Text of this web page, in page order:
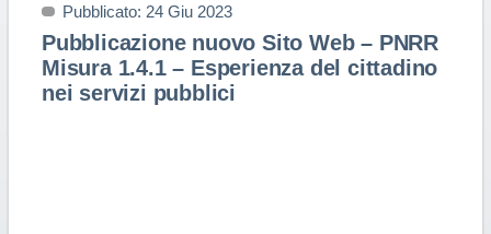
Pubblicato: 24 Giu 2023
Pubblicazione nuovo Sito Web – PNRR
Misura 1.4.1 – Esperienza del cittadino
nei servizi pubblici